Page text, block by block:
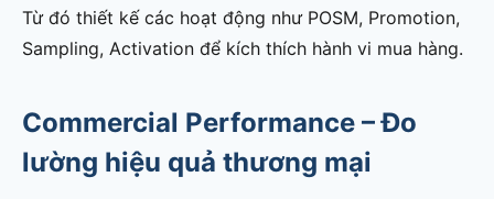
Từ đó thiết kế các hoạt động như POSM, Promotion,
Sampling, Activation để kích thích hành vi mua hàng.
Commercial Performance – Đo
lường hiệu quả thương mại